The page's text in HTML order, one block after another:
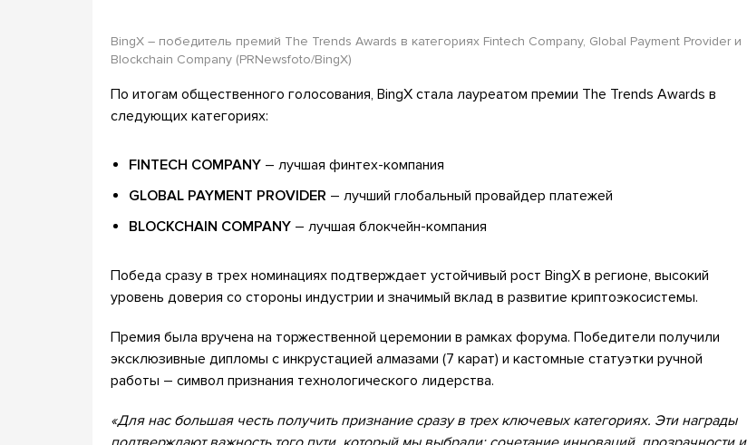
BingX – победитель премий The Trends Awards в категориях Fintech Company, Global Payment Provider и
Blockchain Company (PRNewsfoto/BingX)
По итогам общественного голосования, BingX стала лауреатом премии The Trends Awards в
следующих категориях:
FINTECH COMPANY – лучшая финтех-компания
GLOBAL PAYMENT PROVIDER – лучший глобальный провайдер платежей
BLOCKCHAIN COMPANY – лучшая блокчейн-компания
Победа сразу в трех номинациях подтверждает устойчивый рост BingX в регионе, высокий
уровень доверия со стороны индустрии и значимый вклад в развитие криптоэкосистемы.
Премия была вручена на торжественной церемонии в рамках форума. Победители получили
эксклюзивные дипломы с инкрустацией алмазами (7 карат) и кастомные статуэтки ручной
работы – символ признания технологического лидерства.
«Для нас большая честь получить признание сразу в трех ключевых категориях. Эти награды